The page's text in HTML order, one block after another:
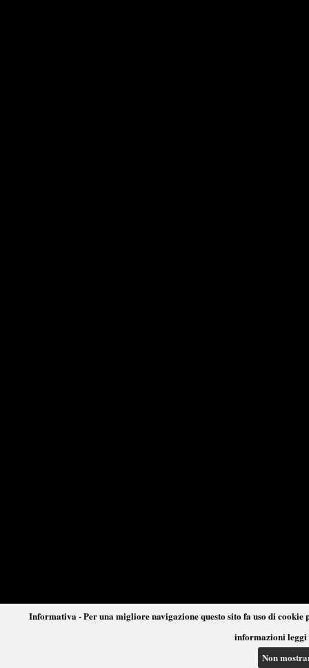
Informativa - Per una migliore navigazione questo sito fa uso di
informazioni leggi
Non